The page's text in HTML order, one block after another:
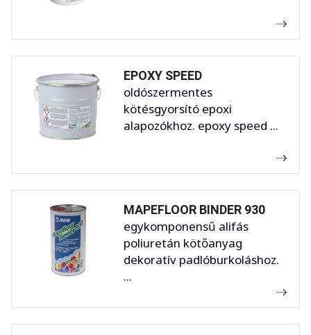
EPOXY SPEED
oldószermentes
kötésgyorsító epoxi
alapozókhoz. epoxy speed ...
MAPEFLOOR BINDER 930
egykomponensű alifás
poliuretán kötőanyag
dekoratív padlóburkoláshoz.
...